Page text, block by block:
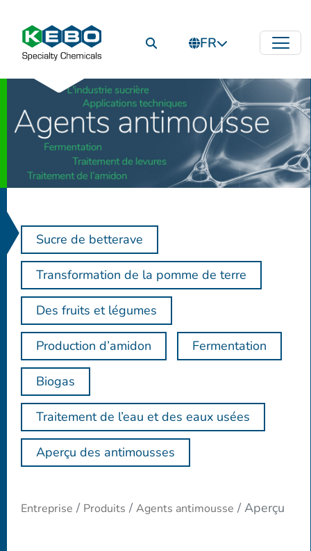
FR
Sucre de betterave
Transformation de la pomme de terre
Des fruits et légumes
Production d’amidon Fermentation
Biogas
Traitement de l’eau et des eaux usées
Aperçu des antimousses
Entreprise Produits Agents antimousse Aperçu